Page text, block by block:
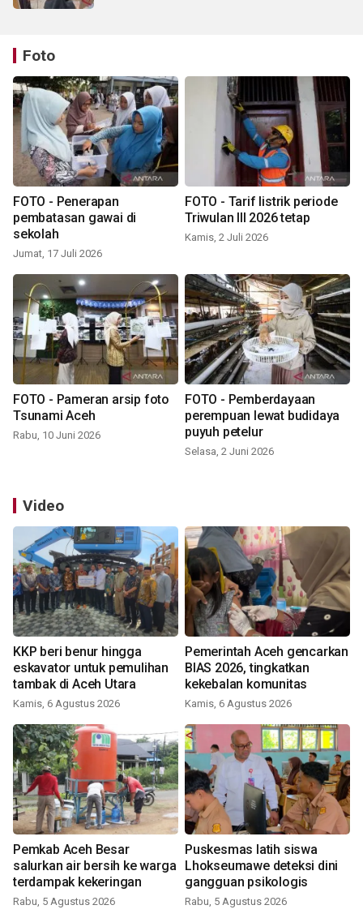
Foto
FOTO - Penerapan
pembatasan gawai di
sekolah
Jumat, 17 Juli 2026
FOTO - Tarif listrik periode
Triwulan III 2026 tetap
Kamis, 2 Juli 2026
FOTO - Pameran arsip foto
Tsunami Aceh
Rabu, 10 Juni 2026
FOTO - Pemberdayaan
perempuan lewat budidaya
puyuh petelur
Selasa, 2 Juni 2026
Video
KKP beri benur hingga
eskavator untuk pemulihan
tambak di Aceh Utara
Kamis, 6 Agustus 2026
Pemerintah Aceh gencarkan
BIAS 2026, tingkatkan
kekebalan komunitas
Kamis, 6 Agustus 2026
Pemkab Aceh Besar
salurkan air bersih ke warga
terdampak kekeringan
Rabu, 5 Agustus 2026
Puskesmas latih siswa
Lhokseumawe deteksi dini
gangguan psikologis
Rabu, 5 Agustus 2026